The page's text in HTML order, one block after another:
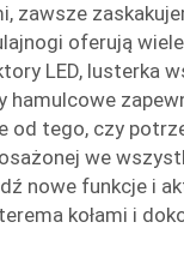
zawsze
oferują
LED, lusterka
hamulcowe
od tego, czy
we
nowe funkcje i
kołami i